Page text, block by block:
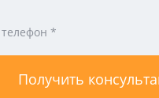
Получить